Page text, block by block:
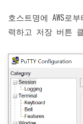
호스트명에 AWS로
력하고 저장 버튼